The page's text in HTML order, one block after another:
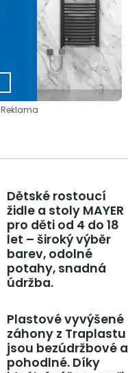
Reklama
Dětské rostoucí
židle a stoly MAYER
pro děti od 4 do 18
let – široký výběr
barev, odolné
potahy, snadná
údržba.
Plastové vyvýšené
záhony z Traplastu
jsou bezúdržbové a
pohodlné. Díky